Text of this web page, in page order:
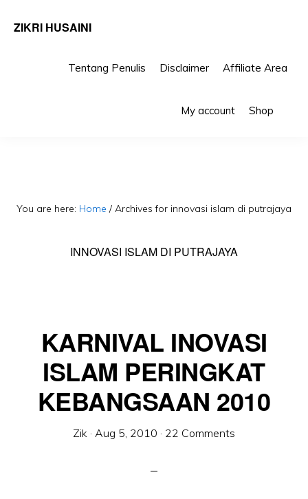
ZIKRI HUSAINI
Tentang Penulis Disclaimer Affiliate Area
My account Shop
You are here: Home / Archives for innovasi islam di putrajaya
INNOVASI ISLAM DI PUTRAJAYA
KARNIVAL INOVASI
ISLAM PERINGKAT
KEBANGSAAN 2010
Zik · Aug 5, 2010 · 22 Comments